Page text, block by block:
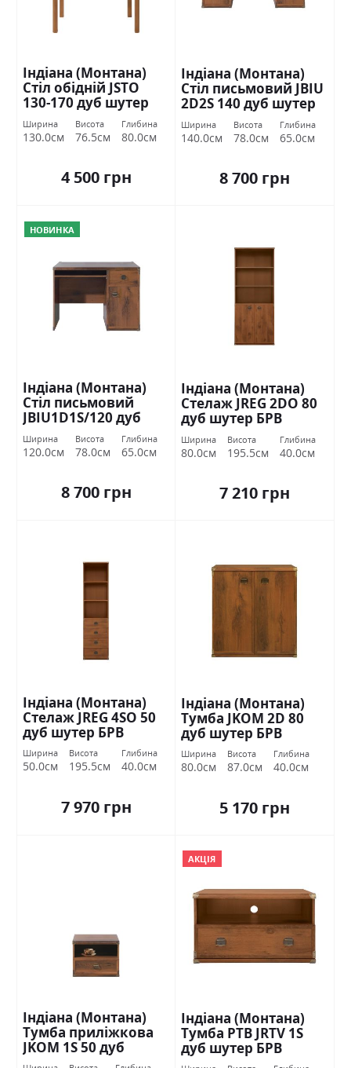
Індіана (Монтана)
Стіл обідній JSTO
130-170 дуб шутер
БРВ Україна
Ширина
130.0см
Висота
76.5см
Глибина
80.0см
4 500 грн
Індіана (Монтана)
Стіл письмовий JBIU
2D2S 140 дуб шутер
БРВ Україна
Ширина
140.0см
Висота
78.0см
Глибина
65.0см
8 700 грн
НОВИНКА
Індіана (Монтана)
Стіл письмовий
JBIU1D1S/120 дуб
шутер БРВ Україна
Ширина
120.0см
Висота
78.0см
Глибина
65.0см
8 700 грн
Індіана (Монтана)
Стелаж JREG 2DO 80
дуб шутер БРВ
Україна
Ширина
80.0см
Висота
195.5см
Глибина
40.0см
7 210 грн
Індіана (Монтана)
Стелаж JREG 4SO 50
дуб шутер БРВ
Україна
Ширина
50.0см
Висота
195.5см
Глибина
40.0см
7 970 грн
Індіана (Монтана)
Тумба JKOM 2D 80
дуб шутер БРВ
Україна
Ширина
80.0см
Висота
87.0см
Глибина
40.0см
5 170 грн
Індіана (Монтана)
Тумба приліжкова
JKOM 1S 50 дуб
шутер БРВ Україна
АКЦІЯ
Індіана (Монтана)
Тумба РТВ JRTV 1S
дуб шутер БРВ
Україна